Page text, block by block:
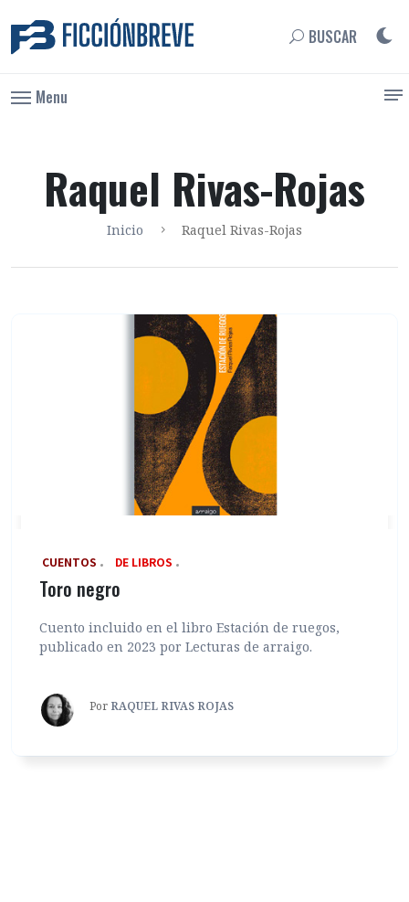
BUSCAR
Menu
Raquel Rivas-Rojas
Inicio Raquel Rivas-Rojas
‎ CUENTOS DE LIBROS
Toro negro
Cuento incluido en el libro Estación de ruegos,
publicado en 2023 por Lecturas de arraigo.
Por RAQUEL RIVAS ROJAS